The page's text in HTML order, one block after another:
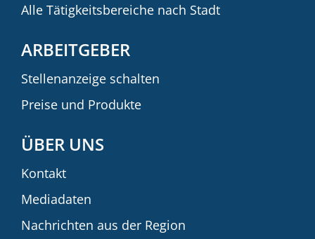
Alle Tätigkeitsbereiche nach Stadt
ARBEITGEBER
Stellenanzeige schalten
Preise und Produkte
ÜBER UNS
Kontakt
Mediadaten
Nachrichten aus der Region